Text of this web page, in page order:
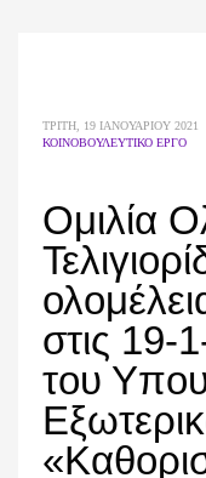
ΤΡΊΤΗ, 19 ΙΑΝΟΥΑΡΊΟΥ 2021
ΚΟΙΝΟΒΟΥΛΕΥΤΙΚΌ ΈΡΓΟ
Ομιλία
στις 19-
του